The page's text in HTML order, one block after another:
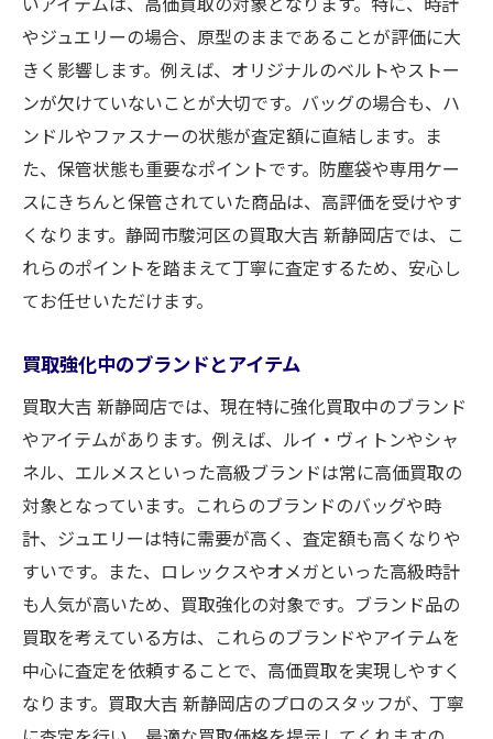
やジュエリーの場合、原型のままであることが評価に大
きく影響します。例えば、オリジナルのベルトやストー
ンが欠けていないことが大切です。バッグの場合も、ハ
ンドルやファスナーの状態が査定額に直結します。ま
た、保管状態も重要なポイントです。防塵袋や専用ケー
スにきちんと保管されていた商品は、高評価を受けやす
くなります。静岡市駿河区の買取大吉 新静岡店では、こ
れらのポイントを踏まえて丁寧に査定するため、安心し
てお任せいただけます。
買取強化中のブランドとアイテム
買取大吉 新静岡店では、現在特に強化買取中のブランド
やアイテムがあります。例えば、ルイ・ヴィトンやシャ
ネル、エルメスといった高級ブランドは常に高価買取の
対象となっています。これらのブランドのバッグや時
計、ジュエリーは特に需要が高く、査定額も高くなりや
すいです。また、ロレックスやオメガといった高級時計
も人気が高いため、買取強化の対象です。ブランド品の
買取を考えている方は、これらのブランドやアイテムを
中心に査定を依頼することで、高価買取を実現しやすく
なります。買取大吉 新静岡店のプロのスタッフが、丁寧